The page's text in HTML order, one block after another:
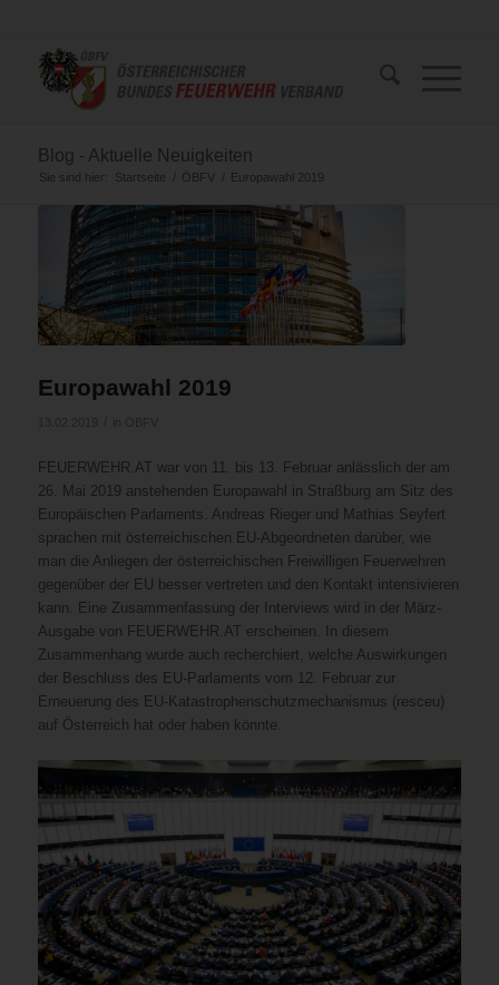
Blog - Aktuelle Neuigkeiten
Sie sind hier: Startseite / ÖBFV / Europawahl 2019
Europawahl 2019
FEUERWEHR.AT war von 11. bis 13. Februar anlässlich der am
26. Mai 2019 anstehenden Europawahl in Straßburg am Sitz des
Europäischen Parlaments. Andreas Rieger und Mathias Seyfert
sprachen mit österreichischen EU-Abgeordneten darüber, wie
man die Anliegen der österreichischen Freiwilligen Feuerwehren
gegenüber der EU besser vertreten und den Kontakt intensivieren
kann. Eine Zusammenfassung der Interviews wird in der März-
Ausgabe von FEUERWEHR.AT erscheinen. In diesem
Zusammenhang wurde auch recherchiert, welche Auswirkungen
der Beschluss des EU-Parlaments vom 12. Februar zur
Erneuerung des EU-Katastrophenschutzmechanismus (resceu)
auf Österreich hat oder haben könnte.